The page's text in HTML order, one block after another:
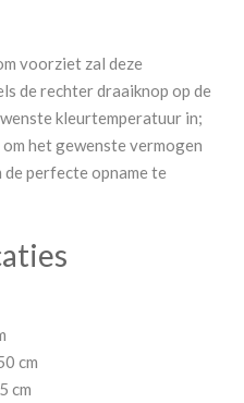
voorziet zal deze
de rechter draaiknop op de
kleurtemperatuur in;
het gewenste vermogen
de perfecte opname te
cm
cm